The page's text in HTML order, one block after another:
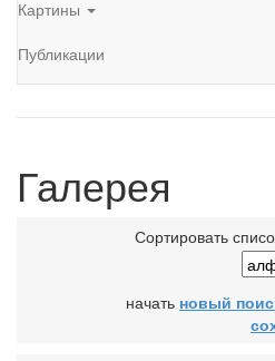
Картины
Публикации
Галерея
Сортировать
начать новый